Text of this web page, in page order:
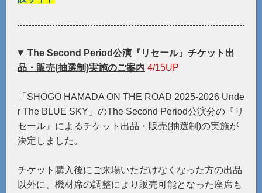
The Second Period公演『リセール』チケット出
品・販売(抽選制)実施のご案内 4/15UP
「SHOGO HAMADA ON THE ROAD 2025-2026 Unde
r The BLUE SKY」のThe Second Period公演分の『リ
セール』によるチケット出品・販売(抽選制)の実施が
決定しました。
チケット購入後にご来場いただけなくなった方の出品
以外に、機材席の調整により販売可能となった座席も